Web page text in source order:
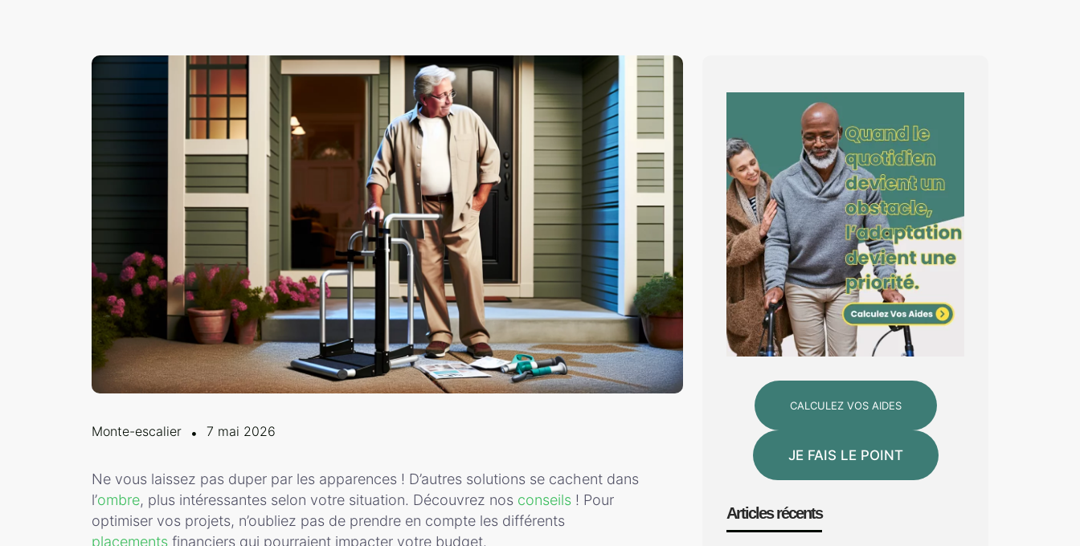
Monte-escalier 7 mai 2026
Ne vous laissez pas duper par les apparences ! D’autres solutions se cachent dans
l’ombre, plus intéressantes selon votre situation. Découvrez nos conseils ! Pour
optimiser vos projets, n’oubliez pas de prendre en compte les différents
placements financiers qui pourraient impacter votre budget.
CALCULEZ VOS AIDES
JE FAIS LE POINT
Articles récents